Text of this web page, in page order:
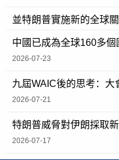
並特朗普實施新的全球
中國已成為全球160多
2026-07-23
九屆WAIC後的思考：大
2026-07-21
特朗普威脅對伊朗採取
2026-07-17